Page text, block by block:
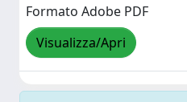
Formato Adobe PDF
Visualizza/Apri